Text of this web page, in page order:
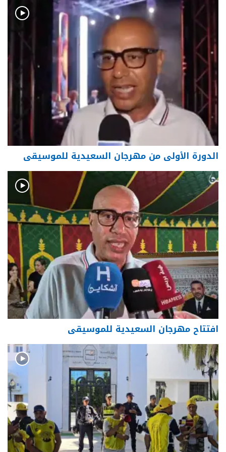
الدورة الأولى من مهرجان السعيدية للموسيقى
افتتاح مهرجان السعيدية للموسيقى